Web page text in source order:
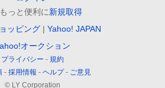
っと便利に新規取得
ッピング
Yahoo! JAPAN
オークション
プライバシー
規約
採用情報 ヘルプ
ご意見
© LY Corporation